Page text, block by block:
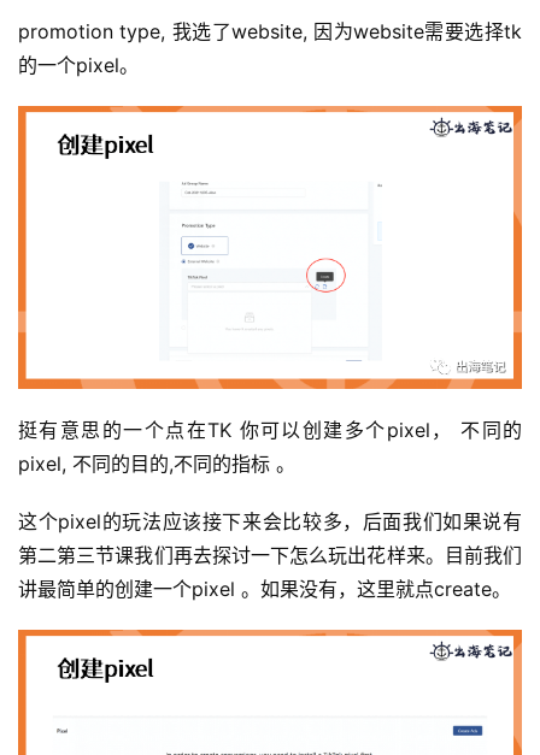
promotion type, 我选了website, 因为website需要选择tk
的一个pixel。
挺有意思的一个点在TK 你可以创建多个pixel， 不同的
pixel, 不同的目的,不同的指标 。
这个pixel的玩法应该接下来会比较多，后面我们如果说有
第二第三节课我们再去探讨一下怎么玩出花样来。目前我们
讲最简单的创建一个pixel 。如果没有，这里就点create。